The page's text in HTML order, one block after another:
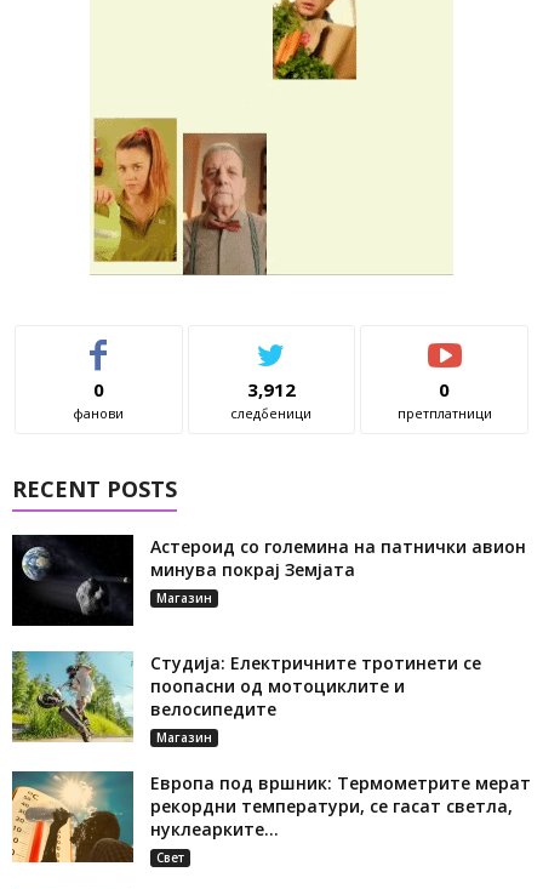
0
фанови
3,912
следбеници
0
претплатници
RECENT POSTS
Астероид со големина на патнички авион
минува покрај Земјата
Магазин
Студија: Електричните тротинети се
поопасни од мотоциклите и
велосипедите
Магазин
Европа под вршник: Термометрите мерат
рекордни температури, се гасат светла,
нуклеарките...
Свет